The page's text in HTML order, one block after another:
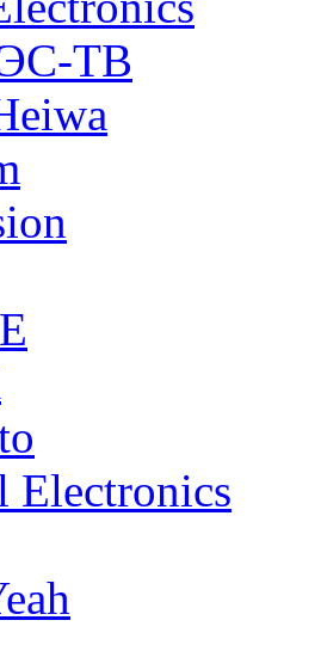
ТВ
Electronics